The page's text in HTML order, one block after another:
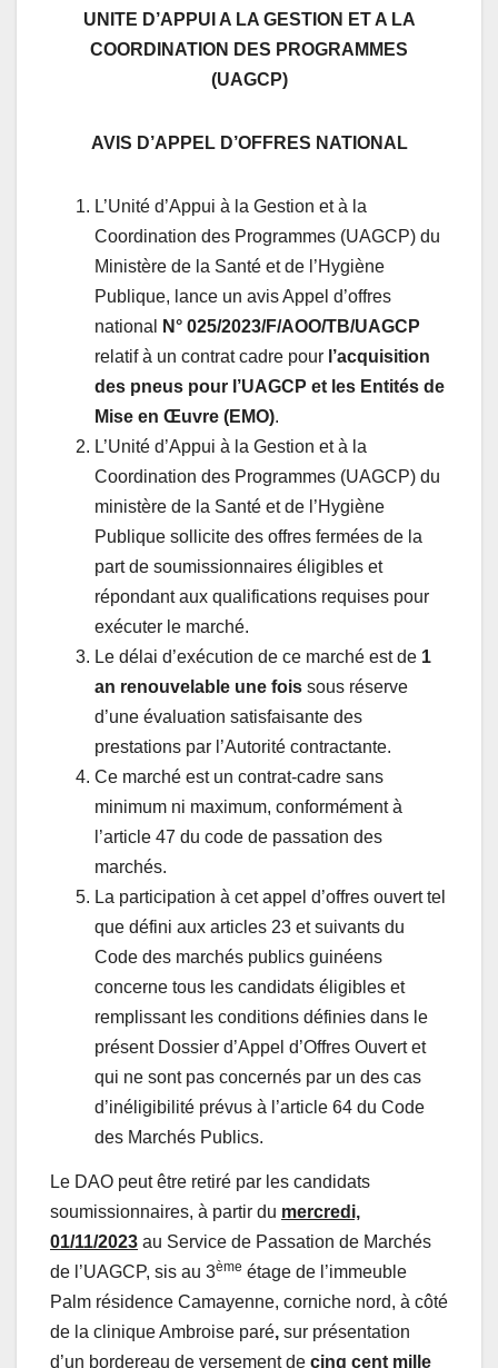
UNITE D’APPUI A LA GESTION ET A LA
COORDINATION DES PROGRAMMES
(UAGCP)
AVIS D’APPEL D’OFFRES NATIONAL
L’Unité d’Appui à la Gestion et à la
Coordination des Programmes (UAGCP) du
Ministère de la Santé et de l’Hygiène
Publique, lance un avis Appel d’offres
national
N° 025/2023/F/AOO/TB/UAGCP
relatif à un contrat cadre pour l’acquisition
des pneus pour l’UAGCP et les Entités de
Mise en Œuvre (EMO).
L’Unité d’Appui à la Gestion et à la
Coordination des Programmes (UAGCP) du
ministère de la Santé et de l’Hygiène
Publique sollicite des offres fermées de la
part de soumissionnaires éligibles et
répondant aux qualifications requises pour
exécuter le marché.
Le délai d’exécution de ce marché est de 1
an renouvelable une fois sous réserve
d’une évaluation satisfaisante des
prestations par l’Autorité contractante.
Ce marché est un contrat-cadre sans
minimum ni maximum, conformément à
l’article 47 du code de passation des
marchés.
La participation à cet appel d’offres ouvert tel
que défini aux articles 23 et suivants du
Code des marchés publics guinéens
concerne tous les candidats éligibles et
remplissant les conditions définies dans le
présent Dossier d’Appel d’Offres Ouvert et
qui ne sont pas concernés par un des cas
d’inéligibilité prévus à l’article 64 du Code
des Marchés Publics.
Le DAO peut être retiré par les candidats
soumissionnaires, à partir du mercredi,
01/11/2023 au Service de Passation de Marchés
de l’UAGCP, sis au 3ème étage de l’immeuble
Palm résidence Camayenne, corniche nord, à côté
de la clinique Ambroise paré, sur présentation
d’un bordereau de versement de cinq cent mille